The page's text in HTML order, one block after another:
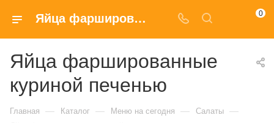
Яйца фаршированные куриной печенью заказать с доставкой на дом в Москве 0
Яйца фаршированные
куриной печенью
Главная — Каталог — Меню на сегодня — Салаты —